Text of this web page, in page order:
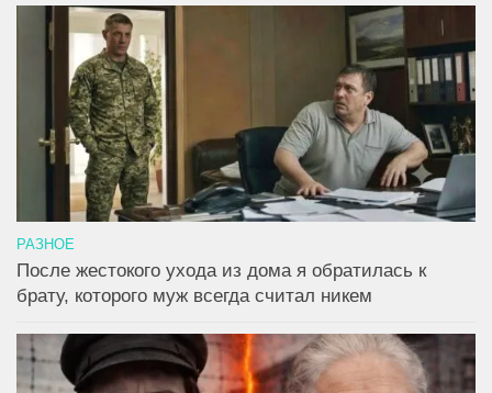
РАЗНОЕ
После жестокого ухода из дома я обратилась к
брату, которого муж всегда считал никем